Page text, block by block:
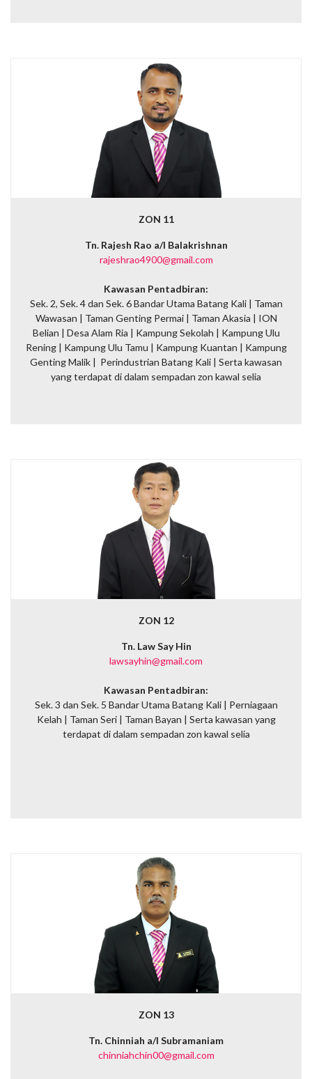
ZON 11
Tn. Rajesh Rao a/l Balakrishnan
rajeshrao4900@gmail.com
Kawasan Pentadbiran:
Sek. 2, Sek. 4 dan Sek. 6 Bandar Utama Batang Kali | Taman
Wawasan | Taman Genting Permai | Taman Akasia | ION
Belian | Desa Alam Ria | Kampung Sekolah | Kampung Ulu
Rening | Kampung Ulu Tamu | Kampung Kuantan | Kampung
Genting Malik | Perindustrian Batang Kali | Serta kawasan
yang terdapat di dalam sempadan zon kawal selia
ZON 12
Tn. Law Say Hin
lawsayhin@gmail.com
Kawasan Pentadbiran:
Sek. 3 dan Sek. 5 Bandar Utama Batang Kali | Perniagaan
Kelah | Taman Seri | Taman Bayan | Serta kawasan yang
terdapat di dalam sempadan zon kawal selia
ZON 13
Tn. Chinniah a/l Subramaniam
chinniahchin00@gmail.com